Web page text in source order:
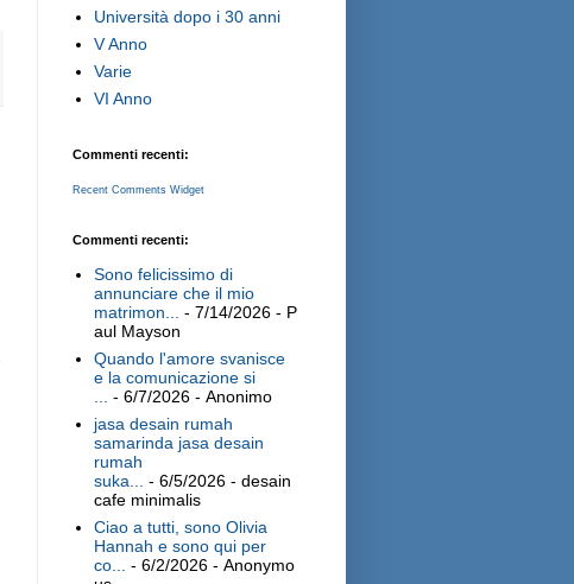
Università dopo i 30 anni
V Anno
Varie
VI Anno
Commenti recenti:
Recent Comments Widget
Commenti recenti:
Sono felicissimo di
annunciare che il mio
matrimon...
- 7/14/2026- P
aul Mayson
Quando l'amore svanisce
e la comunicazione si
- 6/7/2026- Anonimo
jasa desain rumah
samarinda jasa desain
rumah
suka...
- 6/5/2026- desain
cafe minimalis
Ciao a tutti, sono Olivia
Hannah e sono qui per
co...
- 6/2/2026- Anonymo